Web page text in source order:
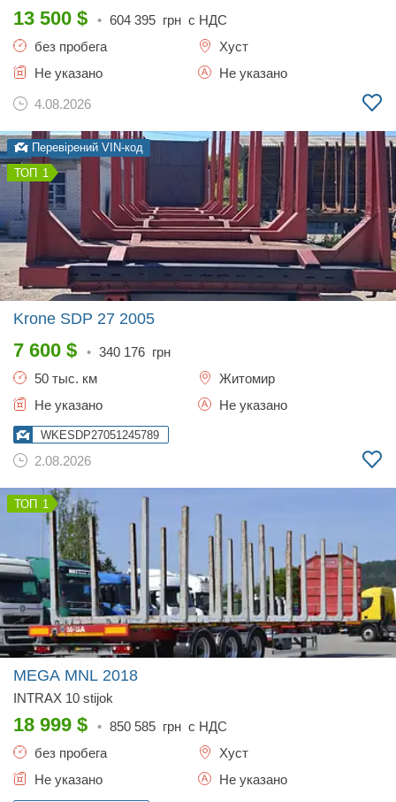
13 500 $ • 604 395 грн с НДС
без пробега
Хуст
Не указано
Не указано
4.08.2026
Перевірений VIN-код
1
Krone SDP 27 2005
7 600 $ • 340 176 грн
50 тыс. км
Житомир
Не указано
Не указано
WKESDP27051245789
2.08.2026
1
MEGA MNL 2018
INTRAX 10 stijok
18 999 $ • 850 585 грн с НДС
без пробега
Хуст
Не указано
Не указано